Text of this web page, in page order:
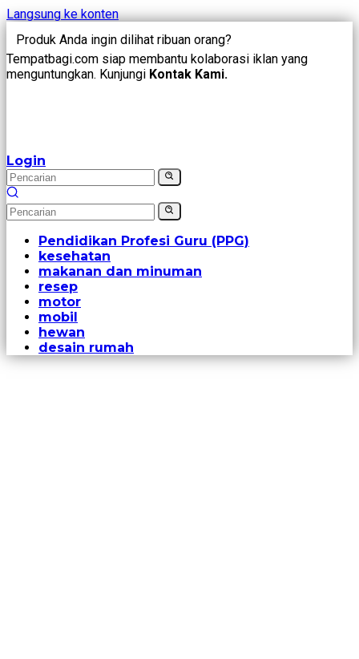
Langsung ke konten
Produk Anda ingin dilihat ribuan orang?
Tempatbagi.com siap membantu kolaborasi iklan yang
menguntungkan. Kunjungi Kontak Kami.
Login
Pendidikan Profesi Guru (PPG)
kesehatan
makanan dan minuman
resep
motor
mobil
hewan
desain rumah